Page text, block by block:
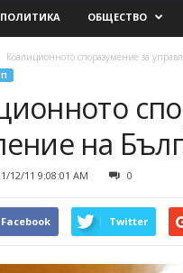
ПОЛИТИКА ОБЩЕСТВО
Коалиционното споразумение за
на
12/11 9:08:01 AM 0
Facebook Twitter